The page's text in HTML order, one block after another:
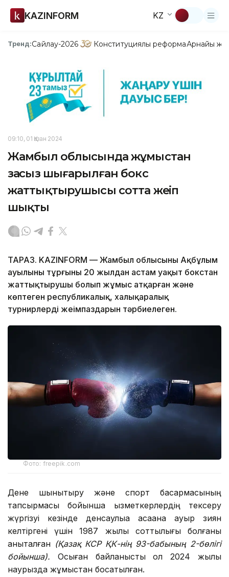
KAZINFORM KZ
Тренд:Сайлау-2026 Конституциялық реформаАрнайы
09:10, 01 Қазан 2024
Жамбыл облысында жұмыстан
заңсыз шығарылған бокс
жаттықтырушысы сотта жеңіп
шықты
ТАРАЗ. KAZINFORM –– Жамбыл облысының Ақбұлым
ауылының тұрғыны 20 жылдан астам уақыт бокстан
жаттықтырушы болып жұмыс атқарған және
көптеген республикалық, халықаралық
турнирлердің жеңімпаздарын тәрбиелеген.
Фото: freepik.com
Дене шынықтыру және спорт басқармасының
тапсырмасы бойынша қызметкерлердің тексеру
жүргізуі кезінде денсаулыққа қасақана ауыр зиян
келтіргені үшін 1987 жылы соттылығы болғаны
анықталған (Қазақ КСР ҚК-нің 93-бабының 2-бөлігі
бойынша). Осыған байланысты ол 2024 жылы
наурызда жұмыстан босатылған.